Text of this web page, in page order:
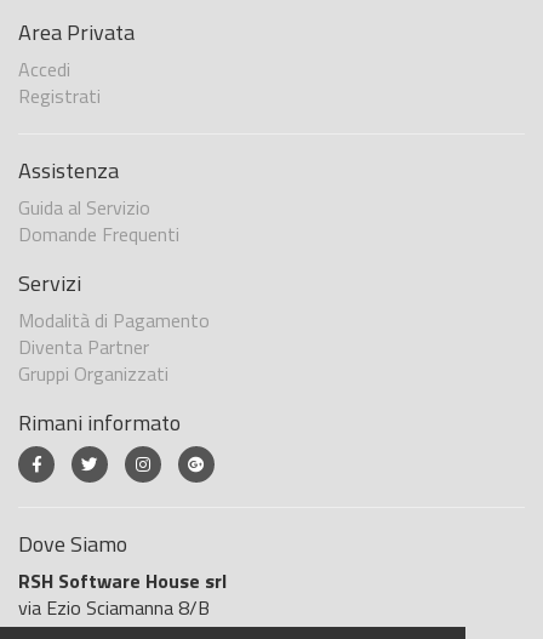
Area Privata
Accedi
Registrati
Assistenza
Guida al Servizio
Domande Frequenti
Servizi
Modalità di Pagamento
Diventa Partner
Gruppi Organizzati
Rimani informato
Dove Siamo
RSH Software House srl
via Ezio Sciamanna 8/B